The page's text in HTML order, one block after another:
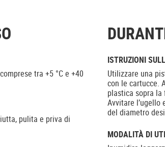
tra +5 °C e +40
pulita e priva di
ISTRUZIONI
Utilizzare una
con le cartucce.
plastica sopra
Avvitare l’ugello
del diametro
MODALITÀ DI